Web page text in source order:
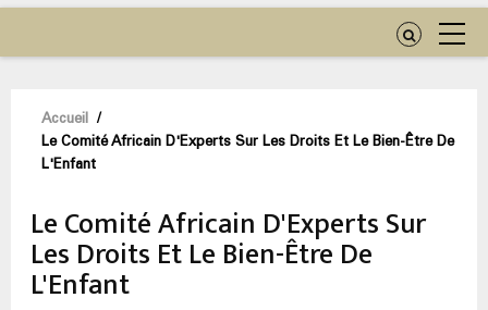
Fil
d'Ariane
Accueil
/
Le Comité Africain D'Experts Sur Les Droits Et Le Bien-Être De
L'Enfant
Le Comité Africain D'Experts Sur
Les Droits Et Le Bien-Être De
L'Enfant